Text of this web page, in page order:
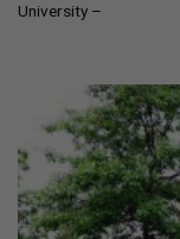
University –